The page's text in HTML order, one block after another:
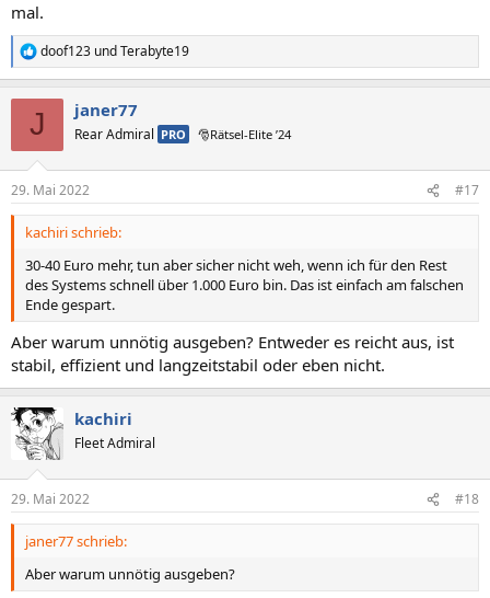
mal.
R
e
e
n
doof123 undTerabyte19
J janer77
Rear Admiral PRO 🎅Rätsel-Elite ’24
29. Mai 2022 #17
kachiri schrieb:
30-40 Euro mehr, tun aber sicher nicht weh, wenn ich für den Rest
des Systems schnell über 1.000 Euro bin. Das ist einfach am falschen
Ende gespart.
Aber warum unnötig ausgeben? Entweder es reicht aus, ist
stabil, effizient und langzeitstabil oder eben nicht.
kachiri
Fleet Admiral
29. Mai 2022 #18
janer77 schrieb:
Aber warum unnötig ausgeben?